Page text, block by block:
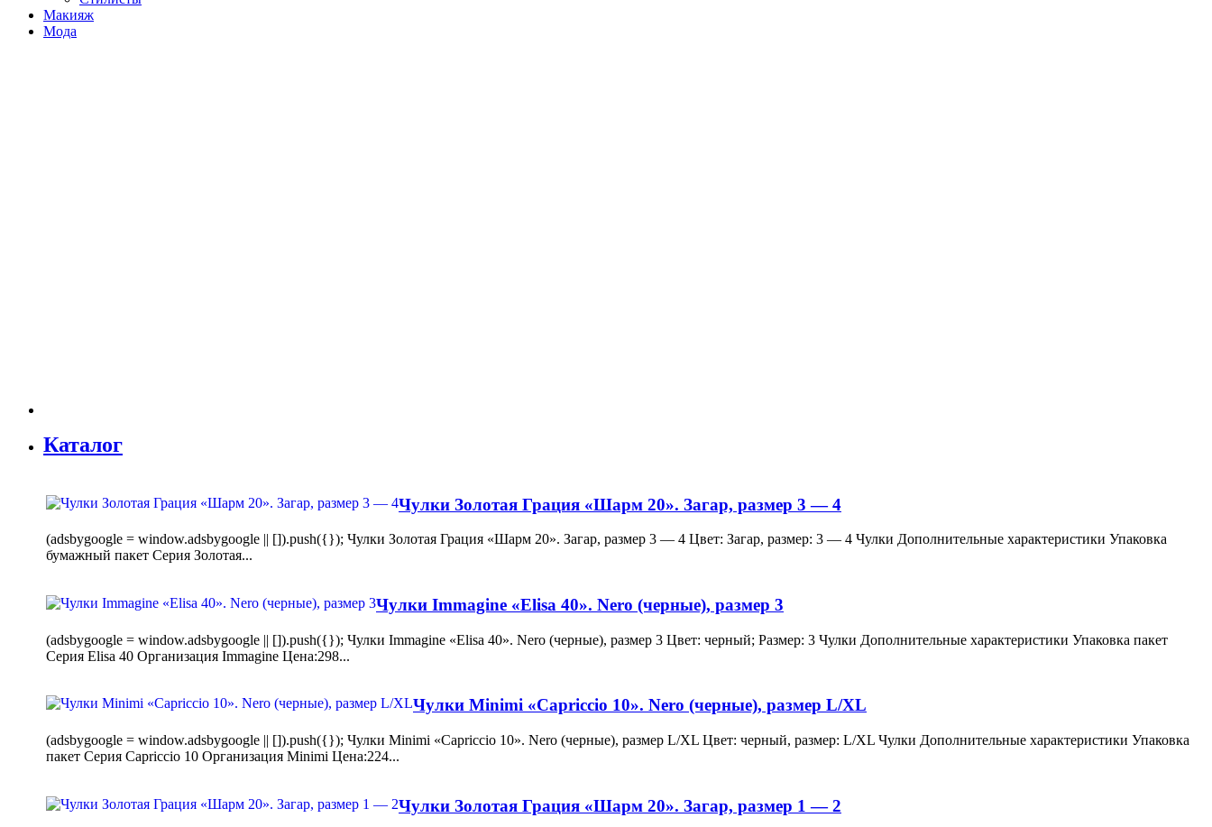
Макияж
Мода
Каталог
Чулки Золотая Грация «Шарм 20». Загар, размер 3 — 4
(adsbygoogle = window.adsbygoogle || []).push({}); Чулки Золотая Грация «Шарм 20». Загар, размер 3 — 4 Цвет: Загар, размер: 3 — 4 Чулки Дополнительные характеристики Упаковка
бумажный пакет Серия Золотая...
Чулки Immagine «Elisa 40». Nero (черные), размер 3
(adsbygoogle = window.adsbygoogle || []).push({}); Чулки Immagine «Elisa 40». Nero (черные), размер 3 Цвет: черный; Размер: 3 Чулки Дополнительные характеристики Упаковка пакет
Серия Elisa 40 Организация Immagine Цена:298...
Чулки Minimi «Capriccio 10». Nero (черные), размер L/XL
(adsbygoogle = window.adsbygoogle || []).push({}); Чулки Minimi «Capriccio 10». Nero (черные), размер L/XL Цвет: черный, размер: L/XL Чулки Дополнительные характеристики Упаковка
пакет Серия Capriccio 10 Организация Minimi Цена:224...
Чулки Золотая Грация «Шарм 20». Загар, размер 1 — 2